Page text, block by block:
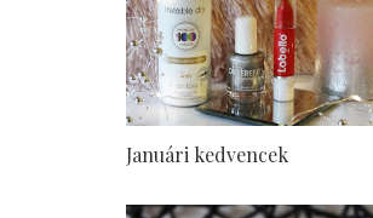
Januári kedvencek